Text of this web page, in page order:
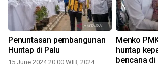
Penuntasan pembangunan
Huntap di Palu
15 June 2024 20:00 WIB, 2024
Menko
huntap
bencana di